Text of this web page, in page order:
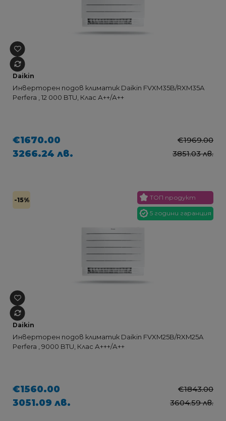
Daikin
Инверторен подов климатик Daikin FVXM35B/RXM35A
Perfera , 12 000 BTU, Клас А++/А++
€1670.00 €1969.00
3266.24 лв. 3851.03 лв.
-15% ТОП продукт
5 години гаранция
Daikin
Инверторен подов климатик Daikin FVXM25B/RXM25A
Perfera , 9000 BTU, Клас А+++/А++
€1560.00 €1843.00
3051.09 лв. 3604.59 лв.